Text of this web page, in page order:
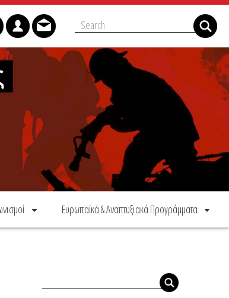
Ευρωπαϊκά & Αναπτυξιακά Προγράμματα